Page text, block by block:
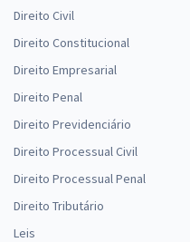
Direito Civil
Direito Constitucional
Direito Empresarial
Direito Penal
Direito Previdenciário
Direito Processual Civil
Direito Processual Penal
Direito Tributário
Leis